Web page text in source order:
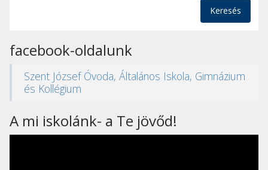
Keresés
facebook-oldalunk
Szent József Óvoda, Általános Iskola, Gimnázium
és Kollégium
A mi iskolánk- a Te jövőd!